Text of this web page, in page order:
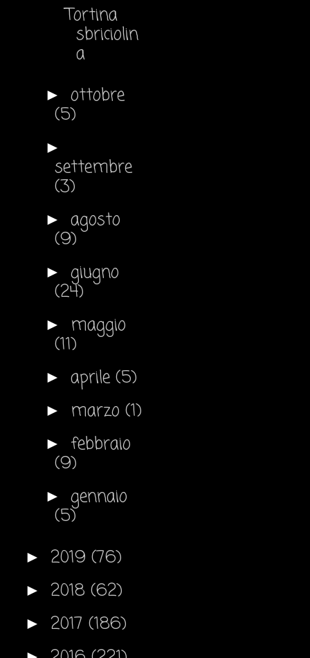
Tortina
sbriciolin
a
► ottobre
(5)
►
settembre
(3)
► agosto
(9)
► giugno
(24)
► maggio
(11)
► aprile (5)
► marzo (1)
► febbraio
(9)
► gennaio
(5)
► 2019 (76)
► 2018 (62)
► 2017 (186)